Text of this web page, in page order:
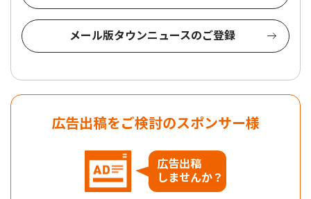
メール版タウンニュースのご登録
広告出稿をご検討のスポンサー様
広告出稿
しませんか？